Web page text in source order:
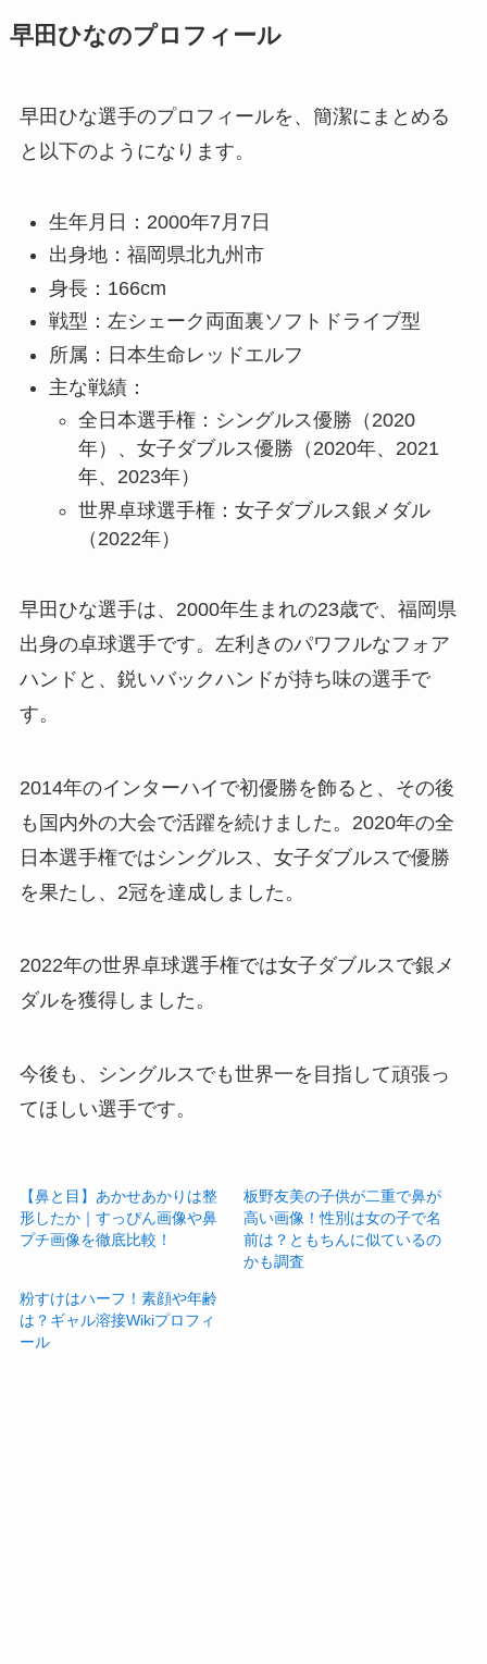
早田ひなのプロフィール
早田ひな選手のプロフィールを、簡潔にまとめる
と以下のようになります。
生年月日：2000年7月7日
出身地：福岡県北九州市
身長：166cm
戦型：左シェーク両面裏ソフトドライブ型
所属：日本生命レッドエルフ
主な戦績：
全日本選手権：シングルス優勝（2020
年）、女子ダブルス優勝（2020年、2021
年、2023年）
世界卓球選手権：女子ダブルス銀メダル
（2022年）
早田ひな選手は、2000年生まれの23歳で、福岡県
出身の卓球選手です。左利きのパワフルなフォア
ハンドと、鋭いバックハンドが持ち味の選手で
す。
2014年のインターハイで初優勝を飾ると、その後
も国内外の大会で活躍を続けました。2020年の全
日本選手権ではシングルス、女子ダブルスで優勝
を果たし、2冠を達成しました。
2022年の世界卓球選手権では女子ダブルスで銀メ
ダルを獲得しました。
今後も、シングルスでも世界一を目指して頑張っ
てほしい選手です。
【鼻と目】あかせあかりは整
形したか｜すっぴん画像や鼻
プチ画像を徹底比較！
板野友美の子供が二重で鼻が
高い画像！性別は女の子で名
前は？ともちんに似ているの
かも調査
粉すけはハーフ！素顔や年齢
は？ギャル溶接Wikiプロフィ
ール